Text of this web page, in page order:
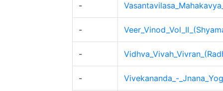
-
-
-
- Vivekananda_-